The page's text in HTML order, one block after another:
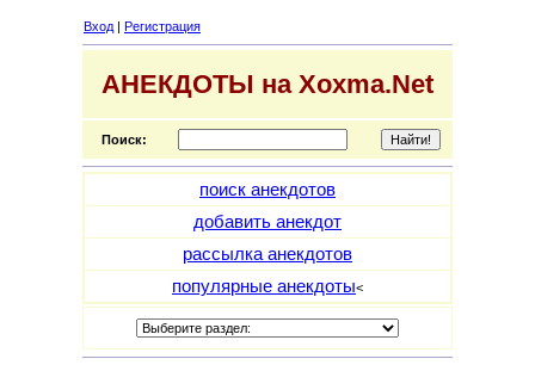
Вход | Регистрация
АНЕКДОТЫ на Xoxma.Net
Поиск:
поиск анекдотов
добавить анекдот
рассылка анекдотов
популярные анекдоты<